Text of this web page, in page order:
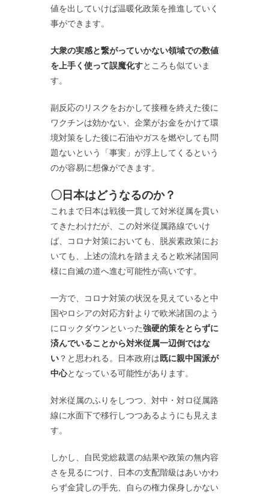
値を出していけば温暖化政策を推進していく
事ができます。
大衆の実感と繋がっていかない領域での数値
を上手く使って誤魔化すところも似ていま
す。
副反応のリスクをおかして接種を終えた後に
ワクチンは効かない、企業がお金をかけて環
境対策をした後に石油やガスを燃やしても問
題ないという「事実」が浮上してくるという
のが容易に想像ができます。
〇日本はどうなるのか？
これまで日本は戦後一貫して対米従属を貫い
てきたわけだが、この対米従属路線でいけ
ば、コロナ対策においても、脱炭素政策にお
いても、上述の流れを踏まえると欧米諸国同
様に自滅の道へ進む可能性が高いです。
一方で、コロナ対策の状況を見えていると中
国やロシアの対応方針よりで欧米諸国のよう
にロックダウンといった強硬的策をとらずに
済んでいることから対米従属一辺倒ではな
い ？と思われる。日本政府は既に親中国派が
中心となっている可能性があります。
対米従属のふりをしつつ、対中・対ロ従属路
線に水面下で移行しつつあるようにも見えま
す。
しかし、自民党総裁選の結果や政策の無内容
さを見るにつけ、日本の支配階級はあいかわ
らず金貸しの手先、自らの権力保身しかない